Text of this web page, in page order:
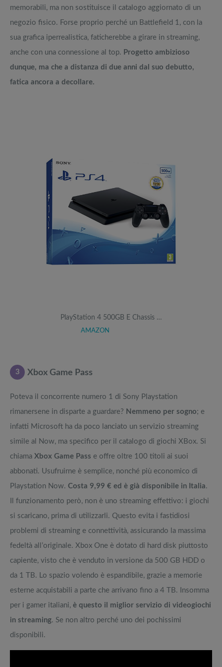
memorabili, ma non sostituisce il catalogo aggiornato di un
negozio fisico. Forse proprio perché un Battlefield 1, con la
sua grafica iperrealistica, faticherebbe a girare in streaming,
anche con una connessione al top. Progetto ambizioso
dunque, ma che a distanza di due anni dal suo debutto,
fatica ancora a decollare.
PlayStation 4 500GB E Chassis …
AMAZON
3 Xbox Game Pass
Poteva il concorrente numero 1 di Sony Playstation
rimanersene in disparte a guardare? Nemmeno per sogno; e
infatti Microsoft ha da poco lanciato un servizio streaming
simile al Now, ma specifico per il catalogo di giochi XBox. Si
chiama Xbox Game Pass e offre oltre 100 titoli ai suoi
abbonati. Usufruirne è semplice, nonché più economico di
Playstation Now. Costa 9,99 € ed è già disponibile in Italia.
Il funzionamento però, non è uno streaming effettivo: i giochi
si scaricano, prima di utilizzarli. Questo evita i fastidiosi
problemi di streaming e connettività, assicurando la massima
fedeltà all’originale. Xbox One è dotato di hard disk piuttosto
capiente, visto che è venduto in versione da 500 GB HDD o
da 1 TB. Lo spazio volendo è espandibile, grazie a memorie
esterne acquistabili a parte che arrivano fino a 4 TB. Insomma
per i gamer italiani, è questo il miglior servizio di videogiochi
in streaming. Se non altro perché uno dei pochissimi
disponibili.